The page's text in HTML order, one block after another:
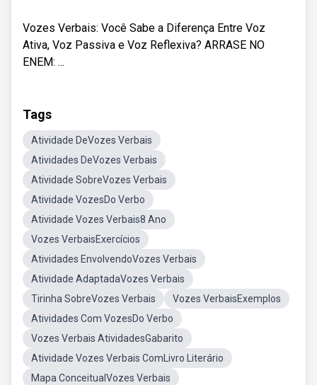
Vozes Verbais: Você Sabe a Diferença Entre Voz
Ativa, Voz Passiva e Voz Reflexiva? ARRASE NO
ENEM: ...
Tags
Atividade DeVozes Verbais
Atividades DeVozes Verbais
Atividade SobreVozes Verbais
Atividade VozesDo Verbo
Atividade Vozes Verbais8 Ano
Vozes VerbaisExercícios
Atividades EnvolvendoVozes Verbais
Atividade AdaptadaVozes Verbais
Tirinha SobreVozes Verbais
Vozes VerbaisExemplos
Atividades Com VozesDo Verbo
Vozes Verbais AtividadesGabarito
Atividade Vozes Verbais ComLivro Literário
Mapa ConceitualVozes Verbais